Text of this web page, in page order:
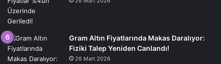
Gram Altın Fiyatlarında Makas Daralıyor:
Fiziki Talep Yeniden Canlandı!
26 Mart 2026